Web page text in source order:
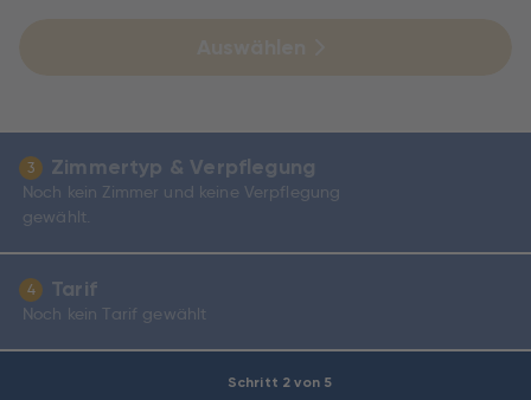
Schritt 2 von 5
3 Zimmertyp & Verpflegung
Noch kein Zimmer und keine Verpflegung
gewählt.
4 Tarif
Noch kein Tarif gewählt